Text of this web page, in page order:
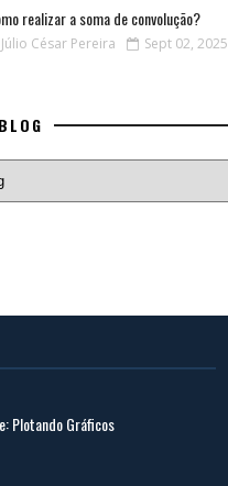
realizar a soma de convolução?
Júlio César Pereira Sept 02, 2025
Plotando Gráficos